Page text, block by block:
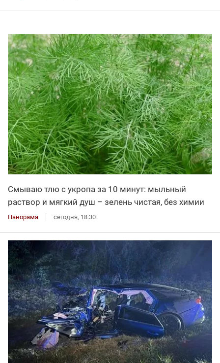
Смываю тлю с укропа за 10 минут: мыльный
раствор и мягкий душ – зелень чистая, без химии
Панорама сегодня, 18:30